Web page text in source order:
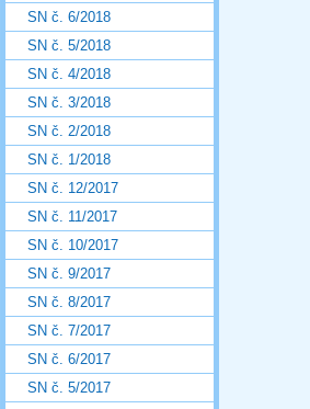
SN č. 6/2018
SN č. 5/2018
SN č. 4/2018
SN č. 3/2018
SN č. 2/2018
SN č. 1/2018
SN č. 12/2017
SN č. 11/2017
SN č. 10/2017
SN č. 9/2017
SN č. 8/2017
SN č. 7/2017
SN č. 6/2017
SN č. 5/2017